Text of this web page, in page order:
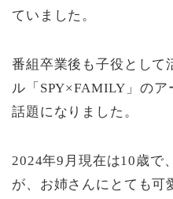
ていました。
番組卒業後も子役として
ル「SPY×FAMILY」の
話題になりました。
2024年9月現在は10歳で
が、お姉さんにとても可